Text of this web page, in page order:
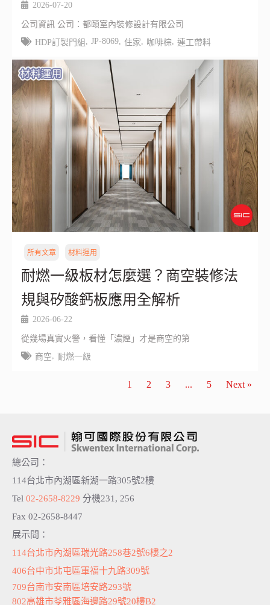
2026-07-20
公司資訊 公司：都頤室內裝修設計有限公司
HDP訂製門組 , JP-8069, 住家, 咖啡棕, 連工帶料
所有文章 材料運用
耐燃一級板材怎麼選？商空裝修法
規與矽酸鈣板應用全解析
2026-06-22
從幾場真實火警，看懂「濃煙」才是商空的第
商空
耐燃一級
1 2 3 ... 5 Next »
總公司：
114台北市內湖區新湖一路305號2樓
Tel 02-2658-8229 分機231, 256
Fax 02-2658-8447
展示間：
114台北市內湖區瑞光路258巷2號6樓之2
406台中市北屯區軍福十九路309號
709台南市安南區培安路293號
802高雄市苓雅區海邊路29號20樓B2